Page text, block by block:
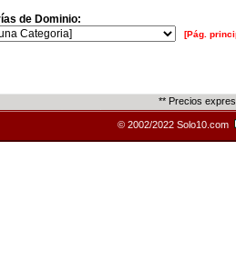
de Dominio:
[Pág.
** Precios
© 2002/2022 Solo10.com